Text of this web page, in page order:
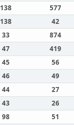
138
577
138
42
33
874
47
419
45
56
46
49
44
27
43
26
98
51